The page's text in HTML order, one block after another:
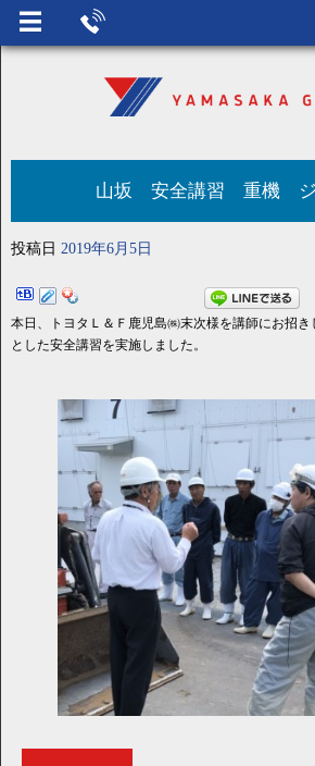
山坂 安全講習 重機 ジ
投稿日 2019年6月5日
本日、トヨタＬ＆Ｆ鹿児島㈱末次様を講師にお招
とした安全講習を実施しました。